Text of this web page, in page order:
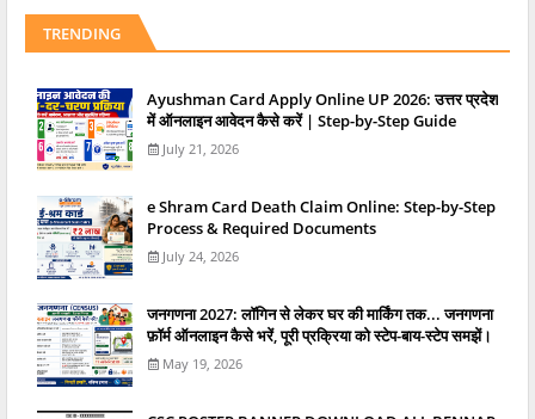
TRENDING
Ayushman Card Apply Online UP 2026: उत्तर प्रदेश
में ऑनलाइन आवेदन कैसे करें | Step-by-Step Guide
July 21, 2026
e Shram Card Death Claim Online: Step-by-Step
Process & Required Documents
July 24, 2026
जनगणना 2027: लॉगिन से लेकर घर की मार्किंग तक... जनगणना
फ़ॉर्म ऑनलाइन कैसे भरें, पूरी प्रक्रिया को स्टेप-बाय-स्टेप समझें।
May 19, 2026